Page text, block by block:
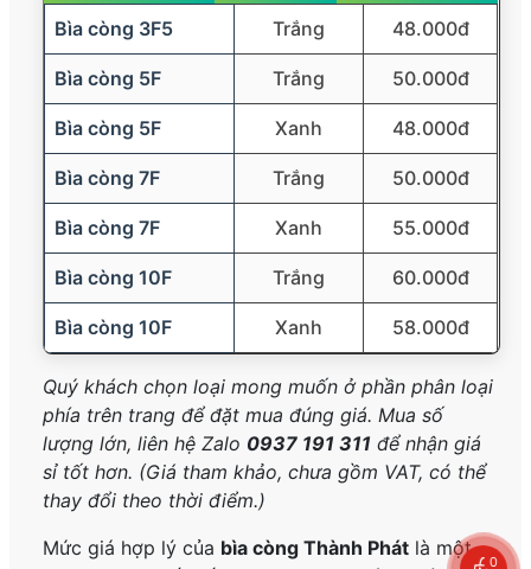
Bìa còng 3F5 Trắng 48.000đ
Bìa còng 5F Trắng 50.000đ
Bìa còng 5F Xanh 48.000đ
Bìa còng 7F Trắng 50.000đ
Bìa còng 7F Xanh 55.000đ
Bìa còng 10F Trắng 60.000đ
Bìa còng 10F Xanh 58.000đ
Quý khách chọn loại mong muốn ở phần phân loại
phía trên trang để đặt mua đúng giá. Mua số
lượng lớn, liên hệ Zalo 0937 191 311 để nhận giá
sỉ tốt hơn. (Giá tham khảo, chưa gồm VAT, có thể
thay đổi theo thời điểm.)
Mức giá hợp lý của bìa còng Thành Phát là một
0